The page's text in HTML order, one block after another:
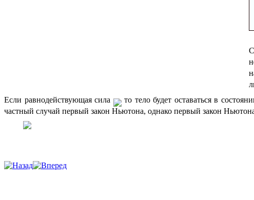
Если равнодействующая сила
то тело будет оставаться в
частный случай первый закон Ньютона, однако первый закон